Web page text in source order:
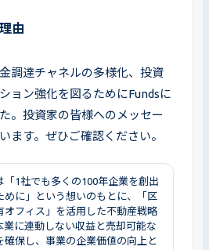
由
調達チャネルの多様化、投資
ョン強化を図るためにFundsに
。投資家の皆様へのメッセー
ます。ぜひご確認ください。
「1社でも多くの100年企業を創出
めに」という想いのもとに、「区
オフィス」を活用した不動産戦略
業に連動しない収益と売却可能な
確保し、事業の企業価値の向上と